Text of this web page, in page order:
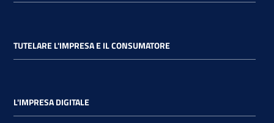
TUTELARE L'IMPRESA E IL CONSUMATORE
L'IMPRESA DIGITALE